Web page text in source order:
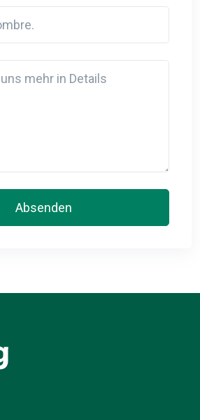
Absenden